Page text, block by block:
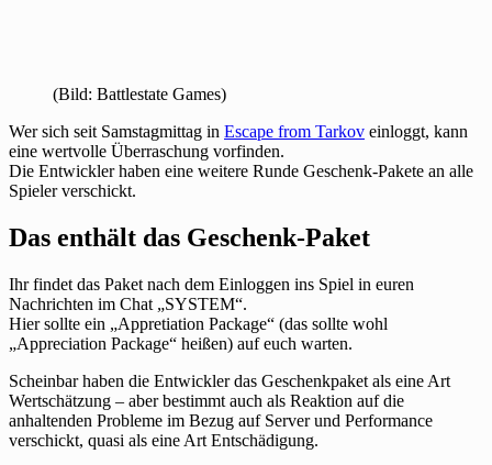
(Bild: Battlestate Games)
Wer sich seit Samstagmittag in Escape from Tarkov einloggt, kann
eine wertvolle Überraschung vorfinden.
Die Entwickler haben eine weitere Runde Geschenk-Pakete an alle
Spieler verschickt.
Das enthält das Geschenk-Paket
Ihr findet das Paket nach dem Einloggen ins Spiel in euren
Nachrichten im Chat „SYSTEM“.
Hier sollte ein „Appretiation Package“ (das sollte wohl
„Appreciation Package“ heißen) auf euch warten.
Scheinbar haben die Entwickler das Geschenkpaket als eine Art
Wertschätzung – aber bestimmt auch als Reaktion auf die
anhaltenden Probleme im Bezug auf Server und Performance
verschickt, quasi als eine Art Entschädigung.